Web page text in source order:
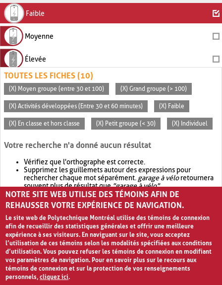
Faible
Moyenne
Élevée
TOUTES LES FICHES (10)
(X) Moyen groupe (entre 30 et 100) (X) Grand groupe (> 100)
(X) Activités développées (Entre 30 et 60 minutes) (X) Faible
(X) En classe et hors classe (X) Petit groupe (< 30) (X) Individuel
Votre recherche n'a donné aucun résultat
Vérifiez que l'orthographe est correcte.
Supprimez les guillemets autour des expressions pour
rechercher chaque mot séparément. garage à véloretournera
souvent plus de résultat que"garage à vélo".
Envisagez d'élargir votre recherche avec OR.garage OR vélo
retournera souvent plus de résultat quegarage à vélo
NOTRE SITE WEB UTILISE DES TÉMOINS AFIN DE
REHAUSSER VOTRE EXPÉRIENCE DE NAVIGATION.
Le site web de Polytechnique Montréal utilise des témoins de connexion
afin de recueillir des statistiques générales et offrir une meilleure
expérience à ses visiteurs. En naviguant sur le site, vous acceptez
l’utilisation de ces témoins selon les modalités spécifiées aux conditions
d’utilisation. Vous pouvez refuser les témoins de connexion en modifiant
vos paramètres de navigation. Pour en savoir plus sur le recours aux
témoins de connexion et sur la protection de vos renseignements
personnels,cliquez ici.